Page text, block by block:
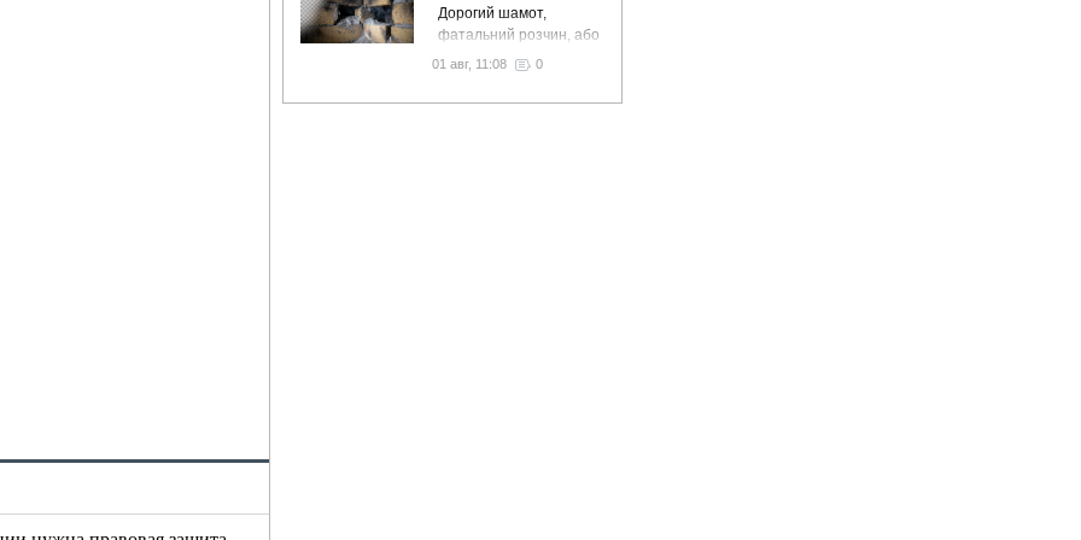
Дорогий шамот,
фатальний розчин, або
як звичайний цемент
у спальню
01 авг, 11:08 0